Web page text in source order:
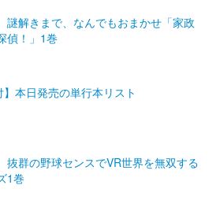
謎解きまで、なんでもおまかせ「家政
偵！」1巻
】本日発売の単行本リスト
抜群の野球センスでVR世界を無双する
1巻